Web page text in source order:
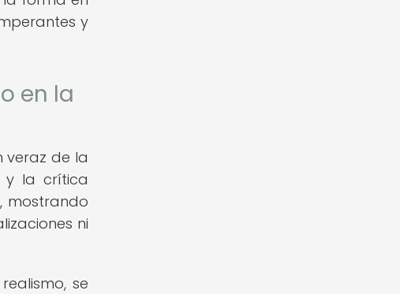
y
en la
veraz de la
y la crítica
mostrando
ni
se